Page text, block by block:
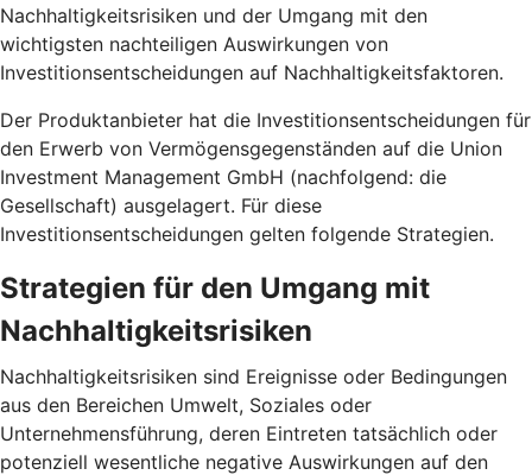
Nachhaltigkeitsrisiken und der Umgang mit den
wichtigsten nachteiligen Auswirkungen von
Investitionsentscheidungen auf Nachhaltigkeitsfaktoren.
Der Produktanbieter hat die Investitionsentscheidungen für
den Erwerb von Vermögensgegenständen auf die Union
Investment Management GmbH (nachfolgend: die
Gesellschaft) ausgelagert. Für diese
Investitionsentscheidungen gelten folgende Strategien.
Strategien für den Umgang mit
Nachhaltigkeitsrisiken
Nachhaltigkeitsrisiken sind Ereignisse oder Bedingungen
aus den Bereichen Umwelt, Soziales oder
Unternehmensführung, deren Eintreten tatsächlich oder
potenziell wesentliche negative Auswirkungen auf den